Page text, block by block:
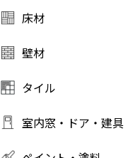
床材
壁材
タイル
室内窓・ドア・建具